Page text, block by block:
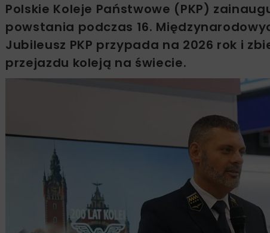
Polskie Koleje Państwowe (PKP)
powstania podczas 16.
Jubileusz PKP przypada na 2026 rok i
przejazdu koleją na świecie.